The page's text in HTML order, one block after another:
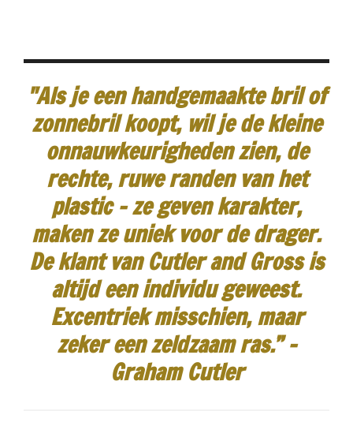
"Als je een handgemaakte bril of
zonnebril koopt, wil je de kleine
onnauwkeurigheden zien, de
rechte, ruwe randen van het
plastic - ze geven karakter,
maken ze uniek voor de drager.
De klant van Cutler and Gross is
altijd een individu geweest.
Excentriek misschien, maar
zeker een zeldzaam ras.” -
Graham Cutler